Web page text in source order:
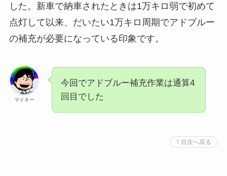
した。新車で納車されたときは1万キロ弱で初めて
点灯して以来、だいたい1万キロ周期でアドブルー
の補充が必要になっている印象です。
マイキー
今回でアドブルー補充作業は通算4
回目でした
⇧ 目次へ戻る